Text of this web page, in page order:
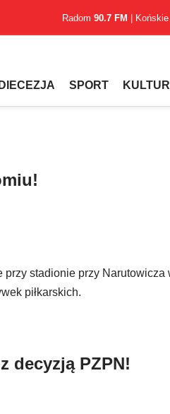
Radom 90.7 FM |
DIECEZJA SPORT
stadionie przy Narutowicza
piłkarskich.
decyzją PZPN!